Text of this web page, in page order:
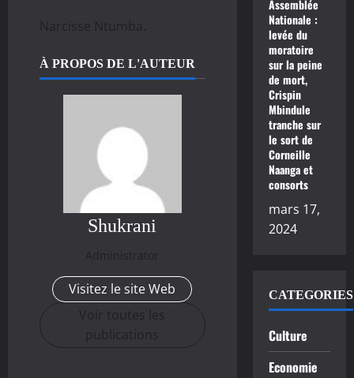
Narcisse Ntumba.
À PROPOS DE L'AUTEUR
Shukrani
Administrator
Visitez le site Web
Voir toutes les
publications
Assemblée
Nationale :
levée du
moratoire
sur la peine
de mort,
Crispin
Mbindule
tranche sur
le sort de
Corneille
Naanga et
consorts
mars 17,
2024
CATEGORIES
Culture
Economie